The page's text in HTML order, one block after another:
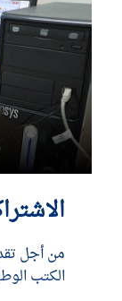
من أجل
الكتب